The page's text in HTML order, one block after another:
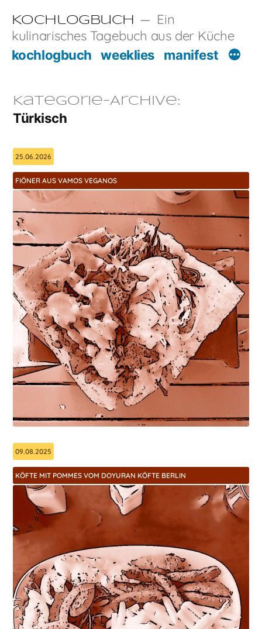
Inhalt
springen
Kochlogbuch
Ein
kulinarisches Tagebuch aus der Küche
kochlogbuch weeklies manifest
Kategorie-Archive:
Türkisch
25.06.2026
FIÖNER AUS VAMOS VEGANOS
09.08.2025
KÖFTE MIT POMMES VOM DOYURAN KÖFTE BERLIN